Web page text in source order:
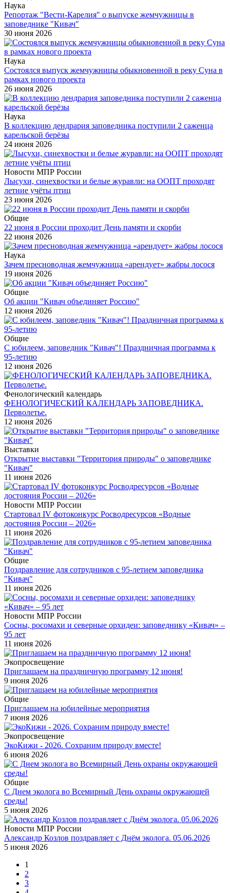
Наука
Репортаж "Вести-Карелия" о выпуске жемчужницы в
заповеднике "Кивач"
30 июня 2026
Наука
Состоялся выпуск жемчужницы обыкновенной в реку Суна в
рамках нового проекта
26 июня 2026
Наука
В коллекцию дендрария заповедника поступили 2 саженца
карельской берёзы
24 июня 2026
Новости МПР России
Лысухи, синехвостки и белые журавли: на ООПТ проходят
летние учёты птиц
23 июня 2026
Общие
22 июня в России проходит День памяти и скорби
22 июня 2026
Наука
Зачем пресноводная жемчужница «арендует» жабры лосося
19 июня 2026
Общие
Об акции "Кивач объединяет Россию"
12 июня 2026
Общие
С юбилеем, заповедник "Кивач"! Праздничная программа к
95-летию
12 июня 2026
Фенологический календарь
ФЕНОЛОГИЧЕСКИЙ КАЛЕНДАРЬ ЗАПОВЕДНИКА.
Перволетье.
12 июня 2026
Выставки
Открытие выставки "Территория природы" о заповеднике
"Кивач"
11 июня 2026
Новости МПР России
Стартовал IV фотоконкурс Росводресурсов «Водные
достояния России – 2026»
11 июня 2026
Общие
Поздравление для сотрудников с 95-летием заповедника
"Кивач"
11 июня 2026
Новости МПР России
Сосны, росомахи и северные орхидеи: заповеднику «Кивач» –
95 лет
11 июня 2026
Экопросвещение
Приглашаем на праздничную программу 12 июня!
9 июня 2026
Общие
Приглашаем на юбилейные мероприятия
7 июня 2026
Экопросвещение
ЭкоКижи - 2026. Сохраним природу вместе!
6 июня 2026
Общие
С Днем эколога во Всемирный День охраны окружающей
среды!
5 июня 2026
Новости МПР России
Александр Козлов поздравляет с Днём эколога. 05.06.2026
5 июня 2026
1
2
3